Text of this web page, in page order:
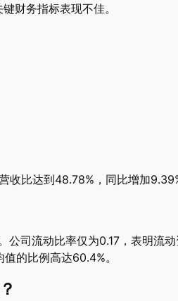
财务指标表现不佳。
收比达到48.78%，同比增加
司流动比率仅为0.17，表明流
的比例高达60.4%。